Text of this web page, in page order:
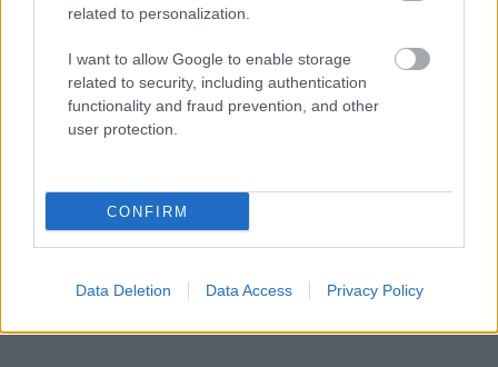
related to personalization.
I want to allow Google to enable storage
related to security, including authentication
functionality and fraud prevention, and other
user protection.
CONFIRM
Data Deletion Data Access Privacy Policy
Βγαίνουν τα προσωρινά αποτελέσματα
(1ΓΕ και 2ΓΕ/2026)